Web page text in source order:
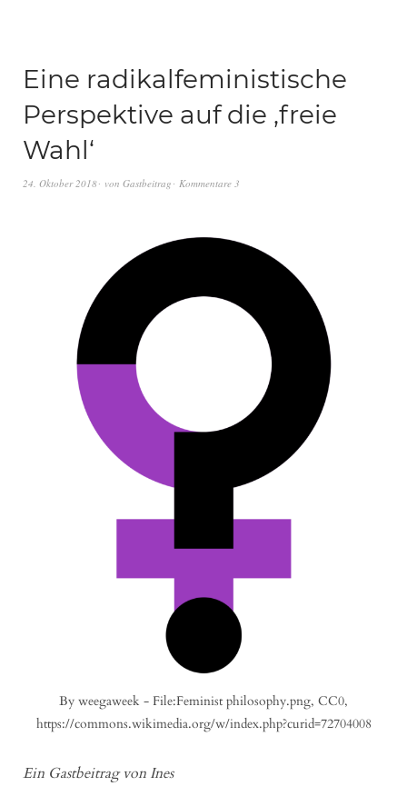
Eine radikalfeministische
Perspektive auf die ‚freie
Wahl‘
24. Oktober 2018 von Gastbeitrag Kommentare 3
By weegaweek - File:Feminist philosophy.png, CC0,
https://commons.wikimedia.org/w/index.php?curid=72704008
Ein Gastbeitrag von Ines